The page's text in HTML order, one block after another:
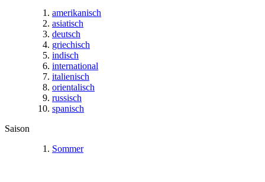
amerikanisch
asiatisch
deutsch
griechisch
indisch
international
italienisch
orientalisch
russisch
spanisch
Saison
Sommer